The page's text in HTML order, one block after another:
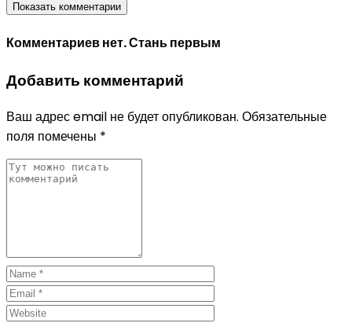
Показать комментарии
Комментариев нет. Стань первым
Добавить комментарий
Ваш адрес email не будет опубликован. Обязательные
поля помечены *